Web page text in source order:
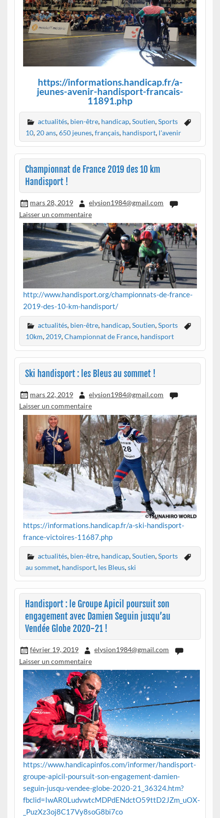
https://informations.handicap.fr/a-
jeunes-avenir-handisport-francais-
11891.php
actualités, bien-être, handicap,Soutien,Sports
10, 20 ans,650 jeunes,français, handisport, l'avenir
Championnat de France 2019 des 10 km
Handisport !
mars 28, 2019
elysion1984@gmail.com
Laisser un commentaire
http://www.handisport.org/championnats-de-france-
2019-des-10-km-handisport/
actualités, bien-être, handicap,Soutien,Sports
10km,2019,Championnat de France, handisport
Ski handisport : les Bleus au sommet !
mars 22, 2019
elysion1984@gmail.com
Laisser un commentaire
https://informations.handicap.fr/a-ski-handisport-
france-victoires-11687.php
actualités, bien-être, handicap,Soutien,Sports
au sommet, handisport, les Bleus,ski
Handisport : le Groupe Apicil poursuit son
engagement avec Damien Seguin jusqu’au
Vendée Globe 2020-21 !
février 19, 2019
elysion1984@gmail.com
Laisser un commentaire
https://www.handicapinfos.com/informer/handisport-
groupe-apicil-poursuit-son-engagement-damien-
seguin-jusqu-vendee-globe-2020-21_36324.htm?
fbclid=IwAR0LudvwtcMDPdENdctO59ttD2JZm_uOX-
_PuzXz3oj8C17Vy8soG8bi7co